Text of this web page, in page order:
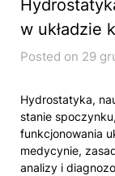
w układzie
Posted on 29
Hydrostatyka,
stanie
funkcjonowania
medycynie,
analizy i